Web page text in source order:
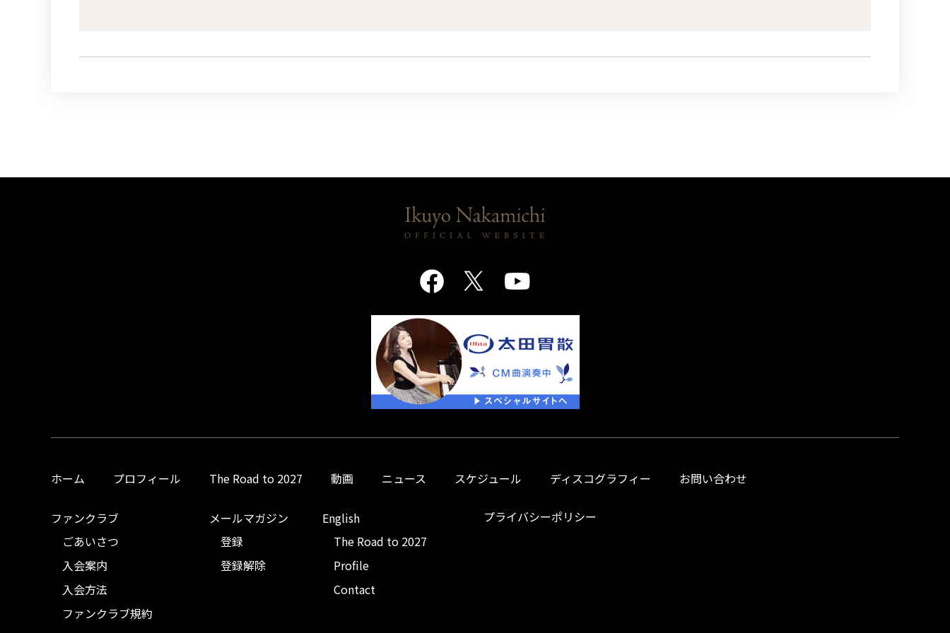
ホーム プロフィール The Road to 2027 動画 ニュース スケジュール ディスコグラフィー お問い合わせ
ファンクラブ
ごあいさつ
入会案内
入会方法
ファンクラブ規約
メールマガジン
登録
登録解除
English
The Road to 2027
Profile
Contact
プライバシーポリシー